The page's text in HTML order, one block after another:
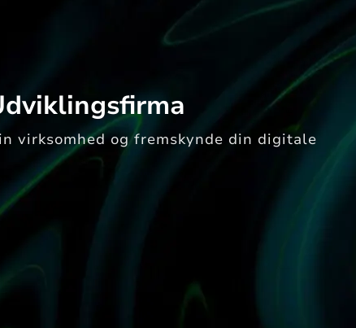
virksomhed og fremskynde din digitale